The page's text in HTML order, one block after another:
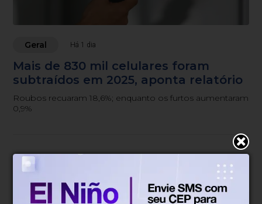
Geral Há 1 dia
Mais de 830 mil celulares foram
subtraídos em 2025, aponta relatório
Roubos recuaram 18,6%; enquanto os furtos aumentaram
0,9%